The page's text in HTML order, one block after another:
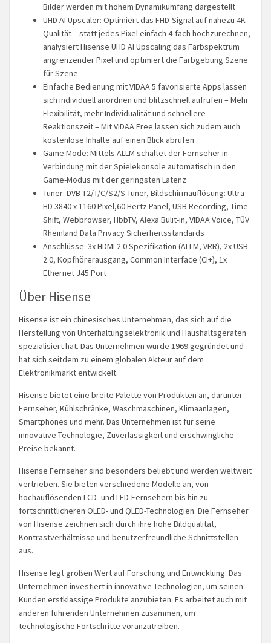
Bilder werden mit hohem Dynamikumfang dargestellt
UHD AI Upscaler: Optimiert das FHD-Signal auf nahezu 4K-
Qualität – statt jedes Pixel einfach 4-fach hochzurechnen,
analysiert Hisense UHD AI Upscaling das Farbspektrum
angrenzender Pixel und optimiert die Farbgebung Szene
für Szene
Einfache Bedienung mit VIDAA 5 favorisierte Apps lassen
sich individuell anordnen und blitzschnell aufrufen – Mehr
Flexibilität, mehr Individualität und schnellere
Reaktionszeit – Mit VIDAA Free lassen sich zudem auch
kostenlose Inhalte auf einen Blick abrufen
Game Mode: Mittels ALLM schaltet der Fernseher in
Verbindung mit der Spielekonsole automatisch in den
Game-Modus mit der geringsten Latenz
Tuner: DVB-T2/T/C/S2/S Tuner, Bildschirmauflösung: Ultra
HD 3840 x 1160 Pixel,60 Hertz Panel, USB Recording, Time
Shift, Webbrowser, HbbTV, Alexa Bulit-in, VIDAA Voice, TÜV
Rheinland Data Privacy Sicherheitsstandards
Anschlüsse: 3x HDMI 2.0 Spezifikation (ALLM, VRR), 2x USB
2.0, Kopfhörerausgang, Common Interface (CI+), 1x
Ethernet J45 Port
Über Hisense
Hisense ist ein chinesisches Unternehmen, das sich auf die
Herstellung von Unterhaltungselektronik und Haushaltsgeräten
spezialisiert hat. Das Unternehmen wurde 1969 gegründet und
hat sich seitdem zu einem globalen Akteur auf dem
Elektronikmarkt entwickelt.
Hisense bietet eine breite Palette von Produkten an, darunter
Fernseher, Kühlschränke, Waschmaschinen, Klimaanlagen,
Smartphones und mehr. Das Unternehmen ist für seine
innovative Technologie, Zuverlässigkeit und erschwingliche
Preise bekannt.
Hisense Fernseher sind besonders beliebt und werden weltweit
vertrieben. Sie bieten verschiedene Modelle an, von
hochauflösenden LCD- und LED-Fernsehern bis hin zu
fortschrittlicheren OLED- und QLED-Technologien. Die Fernseher
von Hisense zeichnen sich durch ihre hohe Bildqualität,
Kontrastverhältnisse und benutzerfreundliche Schnittstellen
aus.
Hisense legt großen Wert auf Forschung und Entwicklung. Das
Unternehmen investiert in innovative Technologien, um seinen
Kunden erstklassige Produkte anzubieten. Es arbeitet auch mit
anderen führenden Unternehmen zusammen, um
technologische Fortschritte voranzutreiben.